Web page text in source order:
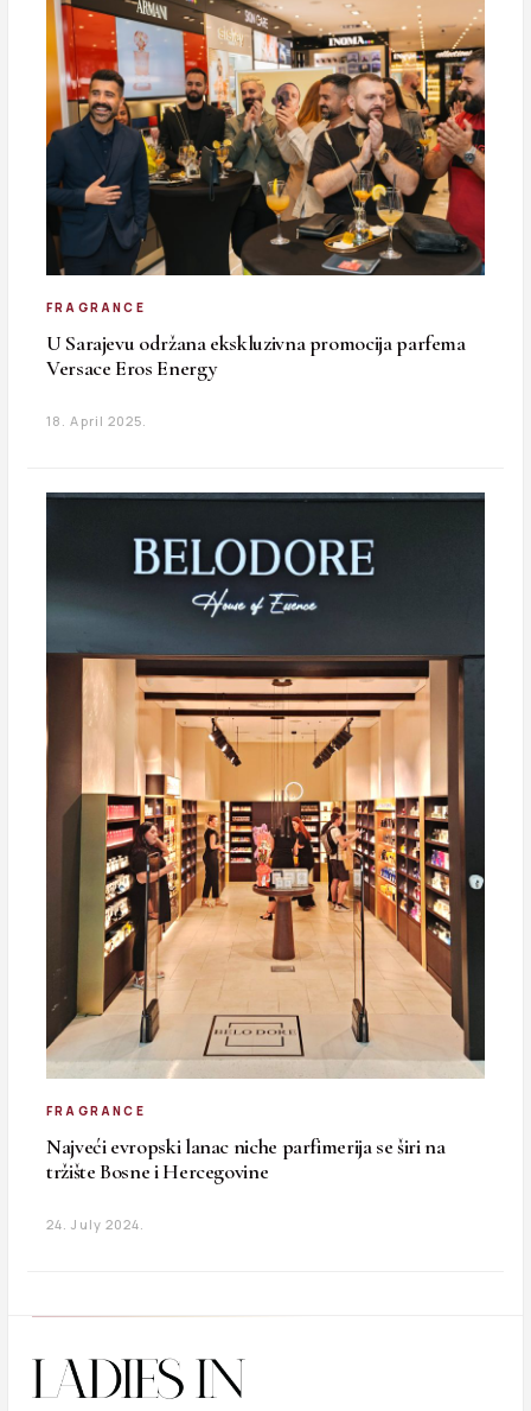
FRAGRANCE
U Sarajevu održana ekskluzivna promocija parfema
Versace Eros Energy
18. April 2025.
FRAGRANCE
Najveći evropski lanac niche parfimerija se širi na
tržište Bosne i Hercegovine
24. July 2024.